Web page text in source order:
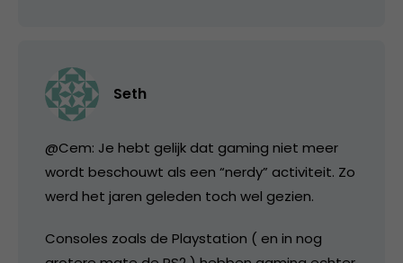
Seth
@Cem: Je hebt gelijk dat gaming niet meer
wordt beschouwt als een “nerdy” activiteit. Zo
werd het jaren geleden toch wel gezien.
Consoles zoals de Playstation ( en in nog